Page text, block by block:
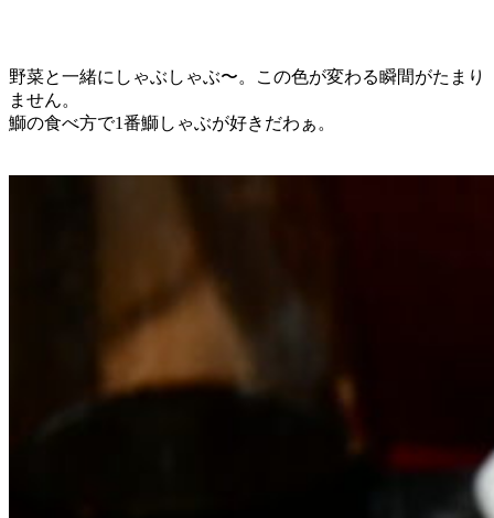
野菜と一緒にしゃぶしゃぶ〜。この色が変わる瞬間がたまり
ません。
鰤の食べ方で1番鰤しゃぶが好きだわぁ。